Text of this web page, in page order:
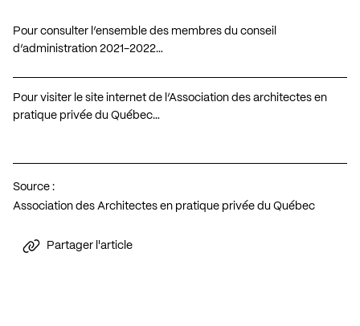
Pour consulter l’ensemble des membres du conseil
d’administration 2021-2022…
Pour visiter le site internet de l’Association des architectes en
pratique privée du Québec…
Source :
Association des Architectes en pratique privée du Québec
Partager l'article